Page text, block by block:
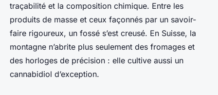
traçabilité et la composition chimique. Entre les
produits de masse et ceux façonnés par un savoir-
faire rigoureux, un fossé s’est creusé. En Suisse, la
montagne n’abrite plus seulement des fromages et
des horloges de précision : elle cultive aussi un
cannabidiol d’exception.